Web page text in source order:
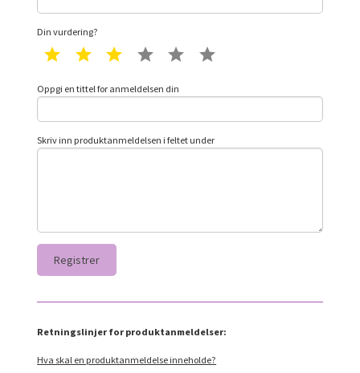
Din vurdering?
1 star 2 star 3 star 4 star 5 star
Oppgi en tittel for anmeldelsen din
Skriv inn produktanmeldelsen i feltet under
Retningslinjer for produktanmeldelser:
Hva skal en produktanmeldelse inneholde?